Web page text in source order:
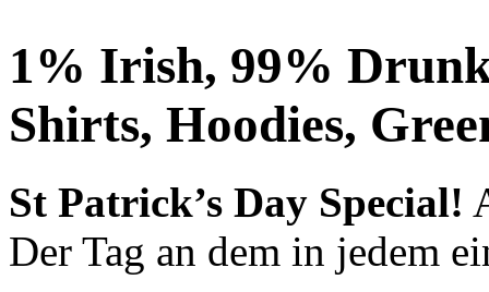
1% Irish, 99%
Shirts, Hoodies,
St Patrick’s Day Special!
Der Tag an dem in jedem